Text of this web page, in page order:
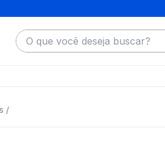
O que você deseja buscar?